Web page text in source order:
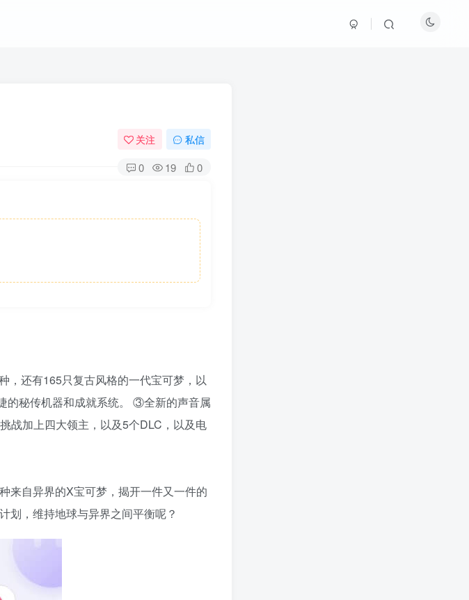
关注 私信
0 19 0
，还有165只复古风格的一代宝可梦，以
的秘传机器和成就系统。 ③全新的声音属
战加上四大领主，以及5个DLC，以及电
来自异界的X宝可梦，揭开一件又一件的
划，维持地球与异界之间平衡呢？